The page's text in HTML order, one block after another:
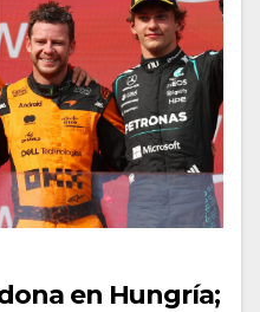
en Hungría;